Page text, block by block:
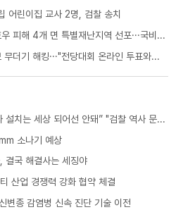
어린이집 교사 2명, 검찰 송치
이재명 대통령, 경북 안동·의성 호우 피해 4개 면 특별재난지역 선포···국비 추가 지원
민주당 당원 커뮤니티서 개인정보 무더기 해킹···"전당대회 온라인 투표와는 무관"
홍준표, 한동훈 향해 “싸구려 검사 설치는 세상 되어선 안돼” "검찰 역사 문 닫게 원인 제공한 원흉"
소나기 예상
결국 해결사는 세징야
산업 경쟁력 강화 협약 체결
변종 감염병 신속 진단 기술 이전